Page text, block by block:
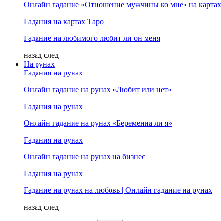
Онлайн гадание «Отношение мужчины ко мне» на
Гадания на картах Таро
Гадание на любимого любит ли он меня
назад след
На рунах
Гадания на рунах
Онлайн гадание на рунах «Любит или нет»
Гадания на рунах
Онлайн гадание на рунах «Беременна ли я»
Гадания на рунах
Онлайн гадание на рунах на бизнес
Гадания на рунах
Гадание на рунах на любовь | Онлайн гадание на рунах
назад след